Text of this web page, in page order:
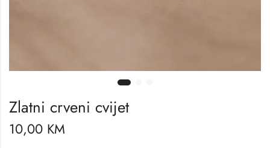
Zlatni crveni cvijet
10,00 KM